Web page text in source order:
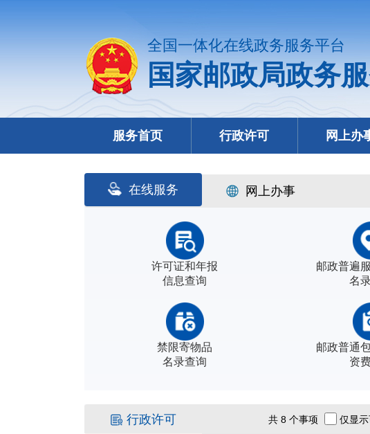
全国一体化在线政务服务平台
国家邮政局政务
服务首页 行政许可 网上办
在线服务 网上办事
许可证和年报
信息查询
邮政普遍
名
禁限寄物品
名录查询
邮政普通
资
行政许可 共8 个事项 仅显